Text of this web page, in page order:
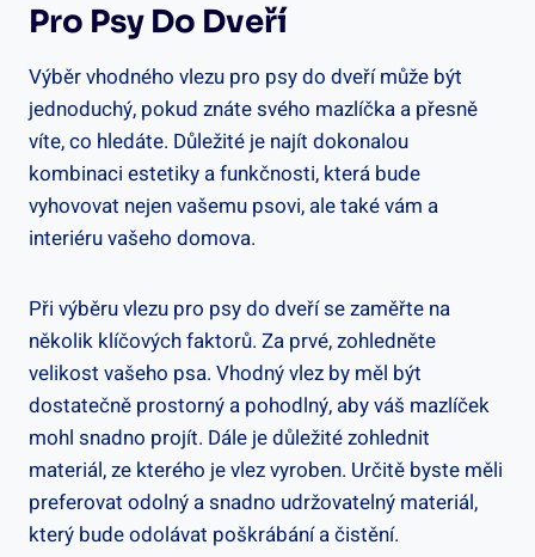
Pro Psy Do Dveří
Výběr vhodného vlezu pro psy do dveří může být
jednoduchý, pokud znáte svého mazlíčka a přesně
víte, co hledáte. Důležité je najít dokonalou
kombinaci estetiky a funkčnosti, která bude
vyhovovat nejen vašemu psovi, ale také vám a
interiéru vašeho domova.
Při výběru vlezu pro psy do dveří se zaměřte na
několik klíčových faktorů. Za prvé, zohledněte
velikost vašeho psa. Vhodný vlez by měl být
dostatečně prostorný a pohodlný, aby váš mazlíček
mohl snadno projít. Dále je důležité zohlednit
materiál, ze kterého je vlez vyroben. Určitě byste měli
preferovat odolný a snadno udržovatelný materiál,
který bude odolávat poškrábání a čistění.